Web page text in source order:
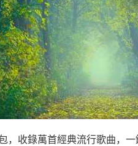
，收錄萬首經典流行歌曲，